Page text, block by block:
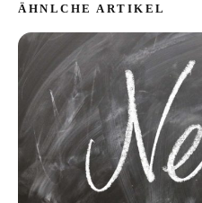
ÄHNLCHE ARTIKEL